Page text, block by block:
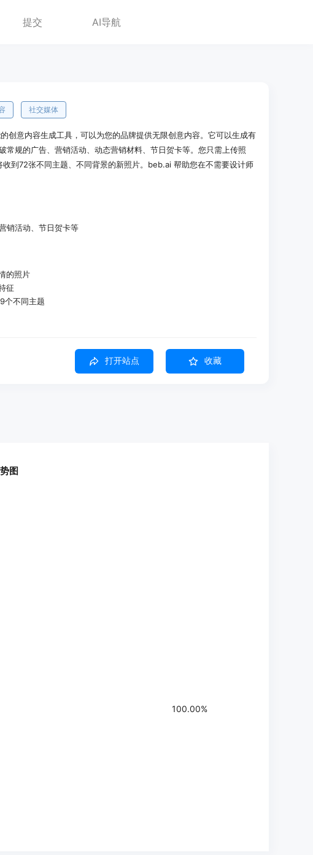
提交 AI导航
社交媒体
创意内容生成工具，可以为您的品牌提供无限创意内容。它可以生成有
常规的广告、营销活动、动态营销材料、节日贺卡等。您只需上传照
收到72张不同主题、不同背景的新照片。beb.ai 帮助您在不需要设计师
销活动、节日贺卡等
的照片
征
个不同主题
打开站点 收藏
图
100.00%